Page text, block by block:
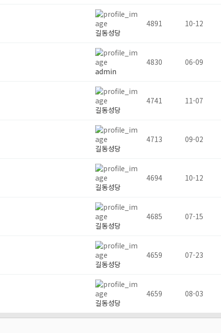
길동성당
4891 10-12
admin
4830 06-09
길동성당
4741 11-07
길동성당
4713 09-02
길동성당
4694 10-12
길동성당
4685 07-15
길동성당
4659 07-23
길동성당
4659 08-03